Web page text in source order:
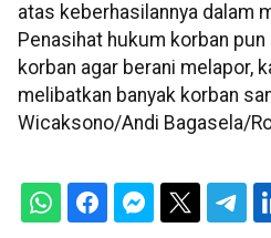
atas keberhasilannya dalam
Penasihat hukum korban
korban agar berani melapor,
melibatkan banyak korban
Wicaksono/Andi Bagasela/